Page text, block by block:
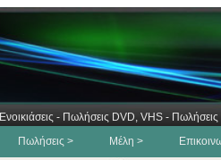
Ενοικιάσεις - Πωλήσεις DVD, VHS -
Πωλήσεις > Μέλη >